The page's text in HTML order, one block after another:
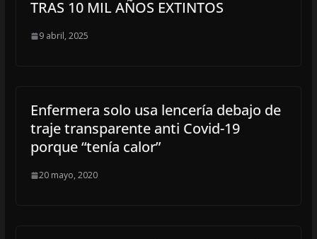
TRAS 10 MIL AÑOS EXTINTOS
9 abril, 2025
Enfermera solo usa lencería debajo de
traje transparente anti Covid-19
porque “tenía calor”
20 mayo, 2020